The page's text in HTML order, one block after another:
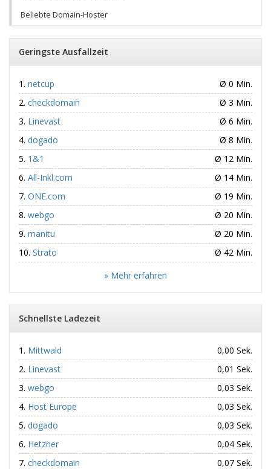
Beliebte Domain-Hoster
Geringste Ausfallzeit
netcup
Ø 0 Min.
checkdomain
Ø 3 Min.
Linevast
Ø 6 Min.
dogado
Ø 8 Min.
1&1
Ø 12 Min.
All-Inkl.com
Ø 14 Min.
ONE.com
Ø 19 Min.
webgo
Ø 20 Min.
manitu
Ø 20 Min.
Strato
Ø 42 Min.
» Mehr erfahren
Schnellste Ladezeit
Mittwald
0,00 Sek.
Linevast
0,01 Sek.
webgo
0,03 Sek.
Host Europe
0,03 Sek.
dogado
0,03 Sek.
Hetzner
0,04 Sek.
checkdomain
0,07 Sek.